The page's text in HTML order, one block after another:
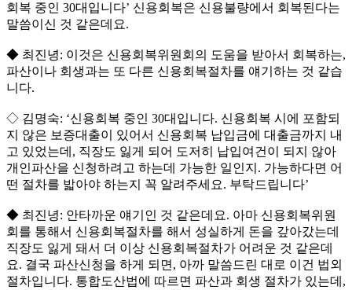
회복 중인 30대입니다’ 신용회복은 신용불량에서 회복된다는
말씀이신 것 같은데요.
◆ 최진녕: 이것은 신용회복위원회의 도움을 받아서 회복하는,
파산이나 회생과는 또 다른 신용회복절차를 얘기하는 것 같습
니다.
◇ 김명숙: ‘신용회복 중인 30대입니다. 신용회복 시에 포함되
지 않은 보증대출이 있어서 신용회복 납입금에 대출금까지 내
고 있었는데, 직장도 잃게 되어 도저히 납입여건이 되지 않아
개인파산을 신청하려고 하는데 가능한 일인지. 가능하다면 어
떤 절차를 밟아야 하는지 꼭 알려주세요. 부탁드립니다’
◆ 최진녕: 안타까운 얘기인 것 같은데요. 아마 신용회복위원
회를 통해서 신용회복절차를 해서 성실하게 돈을 갚아갔는데
직장도 잃게 돼서 더 이상 신용회복절차가 어려운 것 같은데
요. 결국 파산신청을 하게 되면, 아까 말씀드린 대로 이건 법외
절차입니다. 통합도산법에 따르면 파산과 회생 절차가 있는데,